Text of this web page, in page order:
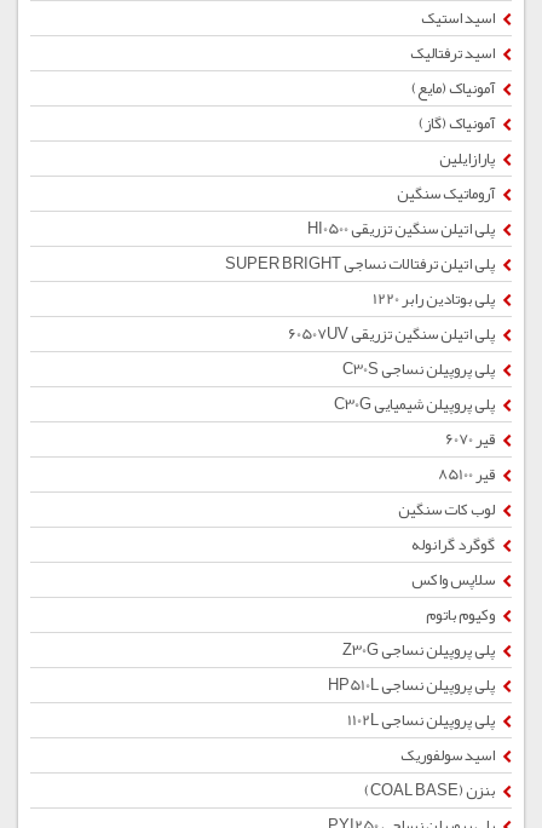
اسید استیک
اسید ترفتالیک
آمونیاک (مایع)
آمونیاک (گاز)
پارازایلین
آروماتیک سنگین
پلی اتیلن سنگین تزریقی HI0500
پلی اتیلن ترفتالات نساجی SUPER BRIGHT
پلی بوتادین رابر 1220
پلی اتیلن سنگین تزریقی 60507UV
پلی پروپیلن نساجی C30S
پلی پروپیلن شیمیایی C30G
قیر 6070
قیر 85100
لوب کات سنگین
گوگرد گرانوله
سلاپس واکس
وکیوم باتوم
پلی پروپیلن نساجی Z30G
پلی پروپیلن نساجی HP510L
پلی پروپیلن نساجی 1102L
اسید سولفوریک
بنزن (COAL BASE)